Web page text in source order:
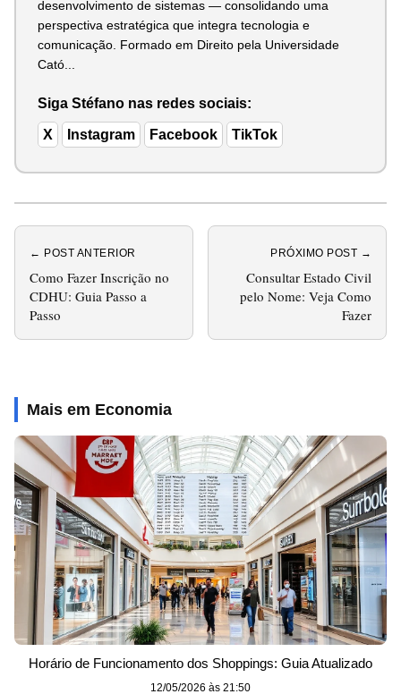
desenvolvimento de sistemas — consolidando uma
perspectiva estratégica que integra tecnologia e
comunicação. Formado em Direito pela Universidade
Cató...
Siga Stéfano nas redes sociais:
X Instagram Facebook TikTok
← POST ANTERIOR
Como Fazer Inscrição no
CDHU: Guia Passo a
Passo
PRÓXIMO POST →
Consultar Estado Civil
pelo Nome: Veja Como
Fazer
Mais em Economia
Horário de Funcionamento dos Shoppings: Guia Atualizado
12/05/2026 às 21:50